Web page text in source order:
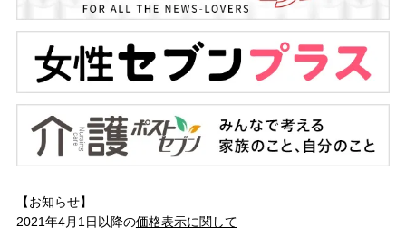
【お知らせ】
2021年4月1日以降の価格表示に関して